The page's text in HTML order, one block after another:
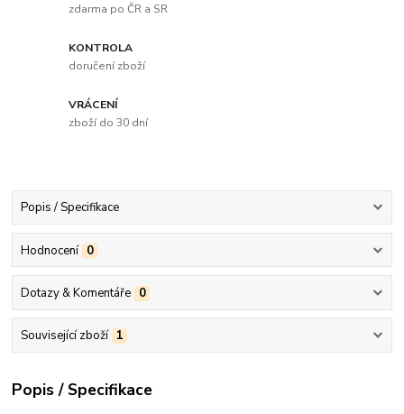
zdarma po ČR a SR
KONTROLA
doručení zboží
VRÁCENÍ
zboží do 30 dní
Popis / Specifikace
Hodnocení 0
Dotazy & Komentáře 0
Související zboží 1
Popis / Specifikace